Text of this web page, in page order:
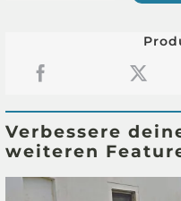
2009
Dachträger
Menge
Verbessere
weiteren